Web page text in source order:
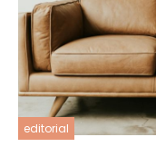
editorial